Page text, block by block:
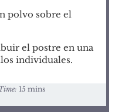
polvo sobre el
el postre en una
individuales.
15 mins